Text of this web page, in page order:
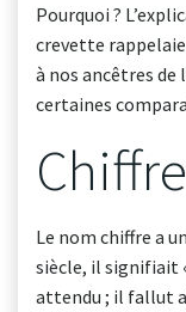
Pourquoi ?
crevette
à nos ancêtres de
certaines
Le nom chiffre a
siècle, il signifiait
attendu ; il fallut